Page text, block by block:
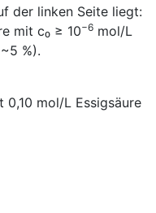
der linken Seite liegt:
mit c₀ ≥ 10−6 mol/L
%).
0,10 mol/L Essigsäure